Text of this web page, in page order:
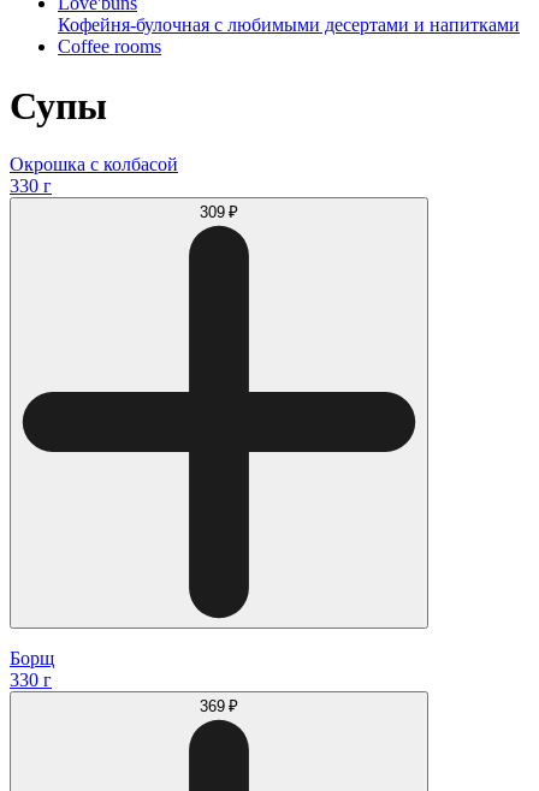
Кофейня-булочная с любимыми десертами и напитками
Coffee rooms
Супы
Окрошка с колбасой
330 г
309 ₽
Борщ
330 г
369 ₽